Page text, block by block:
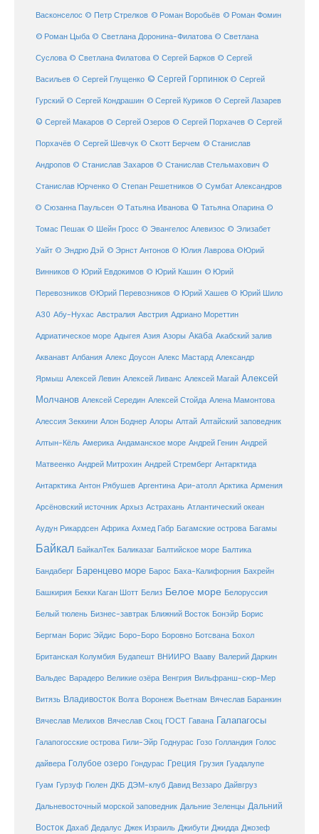
Васконселос © Петр Стрелков © Роман Воробьёв © Роман Фомин
© Роман Цыба © Светлана Доронина-Филатова © Светлана
Суслова © Светлана Филатова © Сергей Барков © Сергей
Васильев © Сергей Глущенко © Сергей Горпинюк © Сергей
Гурский © Сергей Кондрашин © Сергей Куриков © Сергей Лазарев
© Сергей Макаров © Сергей Озеров © Сергей Порхачев © Сергей
Порхачёв © Сергей Шевчук © Скотт Берчем © Станислав
Андропов © Станислав Захаров © Станислав Стельмахович ©
Станислав Юрченко © Степан Решетников © Сумбат Александров
© Сюзанна Паульсен © Татьяна Иванова © Татьяна Опарина ©
Томас Пешак © Шейн Гросс © Эвангелос Алевизос © Элизабет
Уайт © Эндрю Дэй © Эрнст Антонов © Юлия Лаврова ©Юрий
Винников © Юрий Евдокимов © Юрий Кашин © Юрий
Перевозников ©Юрий Перевозников © Юрий Хашев © Юрий Шило
А30 Абу-Нухас Австралия Австрия Адриано Мореттин
Адриатическое море Адыгея Азия Азоры Акаба Акабский залив
Акванавт Албания Алекс Доусон Алекс Мастард Александр
Ярмыш Алексей Левин Алексей Ливанс Алексей Магай Алексей
Молчанов Алексей Середин Алексей Стойда Алена Мамонтова
Алессия Зеккини Алон Боднер Алоры Алтай Алтайский заповедник
Алтын-Кёль Америка Андаманское море Андрей Генин Андрей
Матвеенко Андрей Митрохин Андрей Стремберг Антарктида
Антарктика Антон Рябушев Аргентина Ари-атолл Арктика Армения
Арсёновский источник Архыз Астрахань Атлантический океан
Аудун Рикардсен Африка Ахмед Габр Багамские острова Багамы
Байкал БайкалТек Баликазаг Балтийское море Балтика
Бандаберг Баренцево море Барос Баха-Калифорния Бахрейн
Башкирия Бекки Каган Шотт Белиз Белое море Белоруссия
Белый тюлень Бизнес-завтрак Ближний Восток Бонэйр Борис
Бергман Борис Эйдис Боро-Боро Боровно Ботсвана Бохол
Британская Колумбия Будапешт ВНИИРО Вааву Валерий Даркин
Вальдес Варадеро Великие озёра Венгрия Вильфранш-сюр-Мер
Витязь Владивосток Волга Воронеж Вьетнам Вячеслав Баранкин
Вячеслав Мелихов Вячеслав Скоц ГОСТ Гавана Галапагосы
Галапогосские острова Гили-Эйр Годнурас Гозо Голландия Голос
дайвера Голубое озеро Гондурас Греция Грузия Гуадалупе
Гуам Гурзуф Гюлен ДКБ ДЭМ-клуб Давид Веззаро Дайвгруз
Дальневосточный морской заповедник Дальние Зеленцы Дальний
Восток Дахаб Дедалус Джек Израиль Джибути Джидда Джозеф